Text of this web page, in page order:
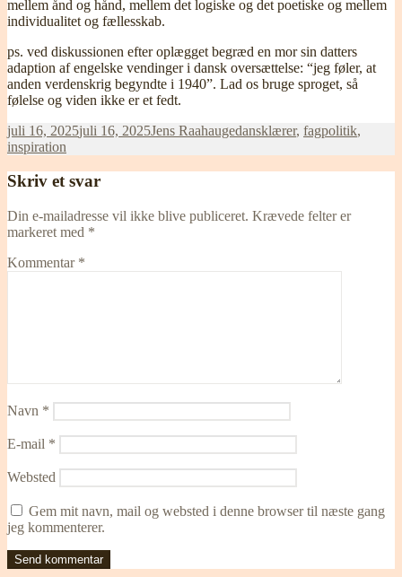
mellem ånd og hånd, mellem det logiske og det poetiske og mellem
individualitet og fællesskab.
ps. ved diskussionen efter oplægget begræd en mor sin datters
adaption af engelske vendinger i dansk oversættelse: “jeg føler, at
anden verdenskrig begyndte i 1940”. Lad os bruge sproget, så
følelse og viden ikke er et fedt.
Udgivet
i
juli 16, 2025juli 16, 2025Forfatter
Jens RaahaugeKategorier
dansklærer, fagpolitik,
inspiration
Skriv et svar
Din e-mailadresse vil ikke blive publiceret. Krævede felter er
markeret med *
Kommentar *
Navn *
E-mail *
Websted
Gem mit navn, mail og websted i denne browser til næste gang
jeg kommenterer.